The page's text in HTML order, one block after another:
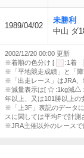
1989/04/02
未勝利
中山 ダ
2002/12/20 00:00 更新
※着順の色分け [
:1着
※「平地競走成績」と「障
※「出走レース」はJRA、
※減量表示は[
:1kg減
年以上、又は101勝以上の
※「上3F」表記のデータ
スに関しては平均Fで計測
※JRA主催以外のレースで